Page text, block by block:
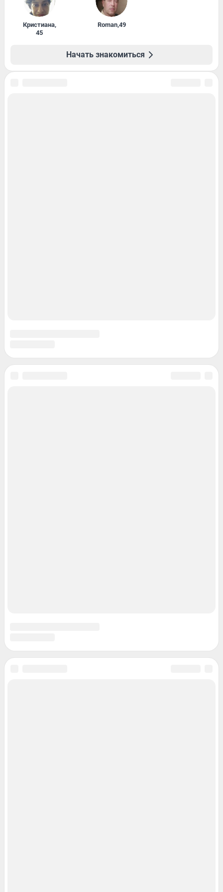
Кристиана,
45
Roman,49
Начать знакомиться